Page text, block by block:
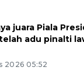
juara Piala
adu pinalti
2026 05:52